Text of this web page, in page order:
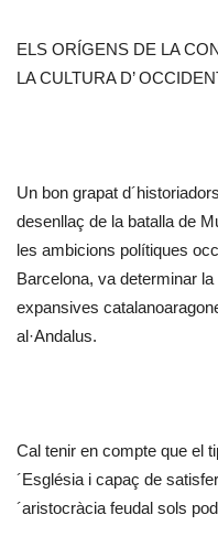
ELS ORÍGENS DE LA
LA CULTURA D’
Un bon grapat
desenllaç de la batalla de
les ambicions polítiques
Barcelona, va determinar
expansives
al·Andalus.
Cal tenir en compte que el
´Església i capaç de
´aristocràcia feudal sols